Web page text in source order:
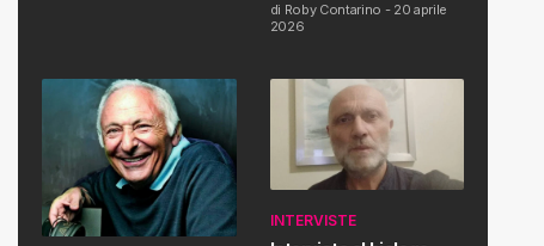
di Roby Contarino - 20 aprile
2026
INTERVISTE